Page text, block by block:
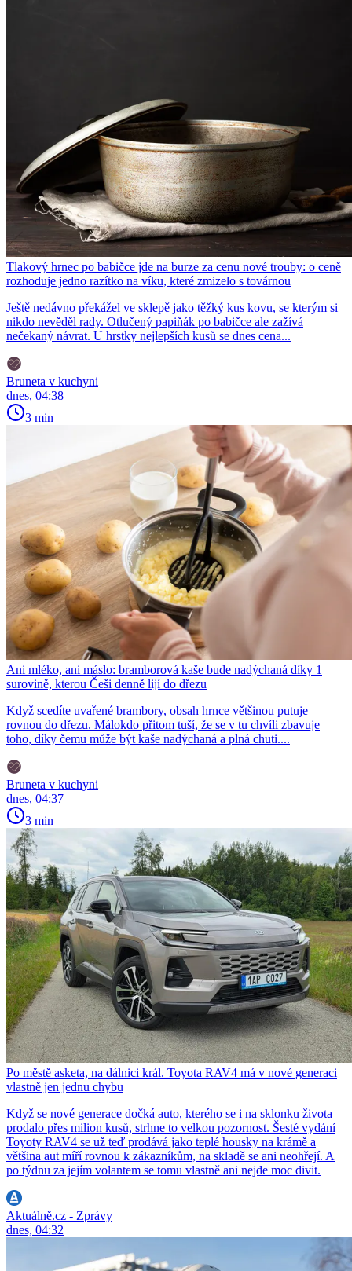
Tlakový hrnec po babičce jde na burze za cenu nové trouby: o ceně
rozhoduje jedno razítko na víku, které zmizelo s továrnou
Ještě nedávno překážel ve sklepě jako těžký kus kovu, se kterým si
nikdo nevěděl rady. Otlučený papiňák po babičce ale zažívá
nečekaný návrat. U hrstky nejlepších kusů se dnes cena...
Bruneta v kuchyni
dnes, 04:38
3 min
Ani mléko, ani máslo: bramborová kaše bude nadýchaná díky 1
surovině, kterou Češi denně lijí do dřezu
Když scedíte uvařené brambory, obsah hrnce většinou putuje
rovnou do dřezu. Málokdo přitom tuší, že se v tu chvíli zbavuje
toho, díky čemu může být kaše nadýchaná a plná chuti....
Bruneta v kuchyni
dnes, 04:37
3 min
Po městě asketa, na dálnici král. Toyota RAV4 má v nové generaci
vlastně jen jednu chybu
Když se nové generace dočká auto, kterého se i na sklonku života
prodalo přes milion kusů, strhne to velkou pozornost. Šesté vydání
Toyoty RAV4 se už teď prodává jako teplé housky na krámě a
většina aut míří rovnou k zákazníkům, na skladě se ani neohřejí. A
po týdnu za jejím volantem se tomu vlastně ani nejde moc divit.
Aktuálně.cz - Zprávy
dnes, 04:32